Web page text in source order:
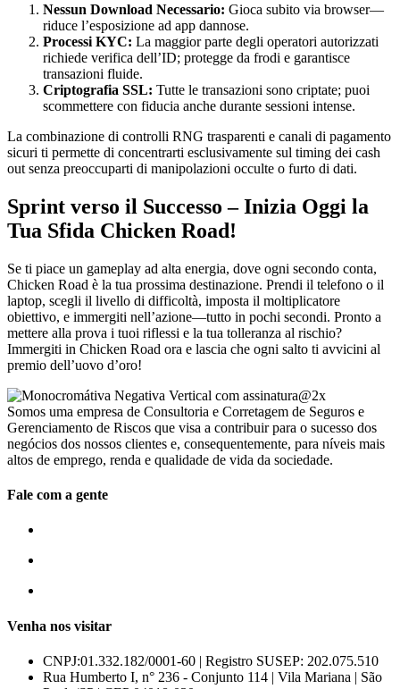
Nessun Download Necessario: Gioca subito via browser—
riduce l’esposizione ad app dannose.
Processi KYC: La maggior parte degli operatori autorizzati
richiede verifica dell’ID; protegge da frodi e garantisce
transazioni fluide.
Criptografia SSL: Tutte le transazioni sono criptate; puoi
scommettere con fiducia anche durante sessioni intense.
La combinazione di controlli RNG trasparenti e canali di pagamento
sicuri ti permette di concentrarti esclusivamente sul timing dei cash
out senza preoccuparti di manipolazioni occulte o furto di dati.
Sprint verso il Successo – Inizia Oggi la
Tua Sfida Chicken Road!
Se ti piace un gameplay ad alta energia, dove ogni secondo conta,
Chicken Road è la tua prossima destinazione. Prendi il telefono o il
laptop, scegli il livello di difficoltà, imposta il moltiplicatore
obiettivo, e immergiti nell’azione—tutto in pochi secondi. Pronto a
mettere alla prova i tuoi riflessi e la tua tolleranza al rischio?
Immergiti in Chicken Road ora e lascia che ogni salto ti avvicini al
premio dell’uovo d’oro!
Somos uma empresa de Consultoria e Corretagem de Seguros e
Gerenciamento de Riscos que visa a contribuir para o sucesso dos
negócios dos nossos clientes e, consequentemente, para níveis mais
altos de emprego, renda e qualidade de vida da sociedade.
Fale com a gente
Venha nos visitar
CNPJ:01.332.182/0001-60 | Registro SUSEP: 202.075.510
Rua Humberto I, n° 236 - Conjunto 114 | Vila Mariana | São